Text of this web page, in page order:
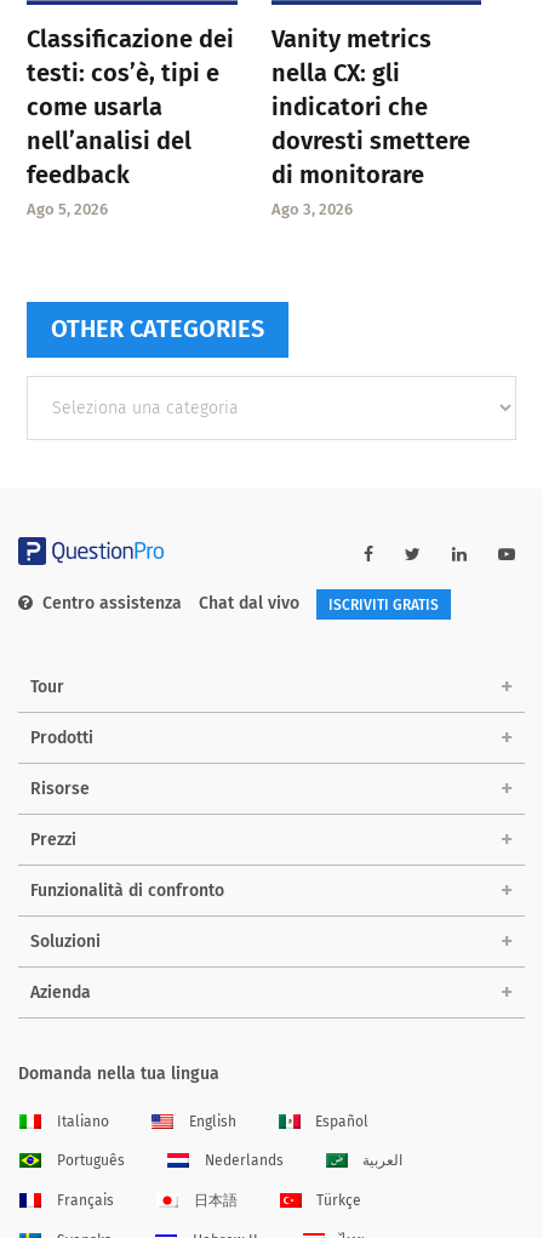
Classificazione dei
testi: cos’è, tipi e
come usarla
nell’analisi del
feedback
Ago 5, 2026
Vanity metrics
nella CX: gli
indicatori che
dovresti smettere
di monitorare
Ago 3, 2026
OTHER CATEGORIES
categories
Centro assistenza Chat dal vivo ISCRIVITI GRATIS
Tour
Prodotti
Risorse
Prezzi
Funzionalità di confronto
Soluzioni
Azienda
Domanda nella tua lingua
Italiano English Español
Português Nederlands العربية
Français 日本語 Türkçe